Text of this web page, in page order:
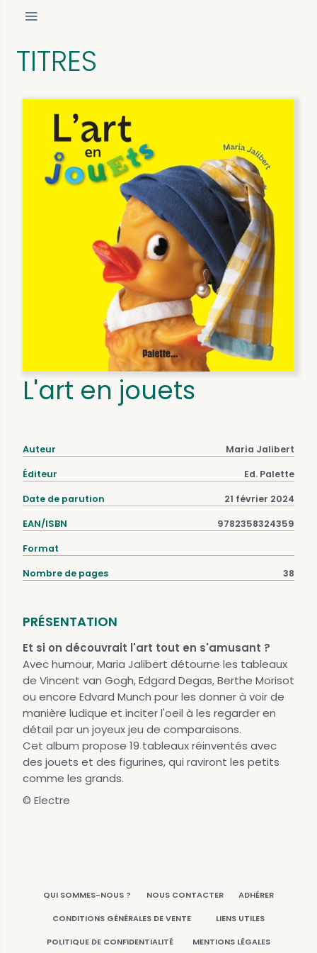
TITRES
L'art en jouets
Auteur Maria Jalibert
Éditeur Ed. Palette
Date de parution 21 février 2024
EAN/ISBN 9782358324359
Format
Nombre de pages 38
PRÉSENTATION
Et si on découvrait l'art tout en s'amusant ?
Avec humour, Maria Jalibert détourne les tableaux
de Vincent van Gogh, Edgard Degas, Berthe Morisot
ou encore Edvard Munch pour les donner à voir de
manière ludique et inciter l'oeil à les regarder en
détail par un joyeux jeu de comparaisons.
Cet album propose 19 tableaux réinventés avec
des jouets et des figurines, qui raviront les petits
comme les grands.
© Electre
QUI SOMMES-NOUS ? NOUS CONTACTER ADHÉRER
CONDITIONS GÉNÉRALES DE VENTE LIENS UTILES
POLITIQUE DE CONFIDENTIALITÉ MENTIONS LÉGALES